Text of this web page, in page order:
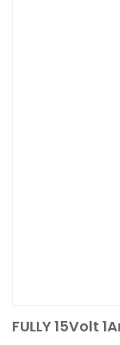
FULLY 15Volt